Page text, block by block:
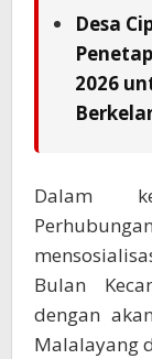
Desa
2026
Dalam
Bulan
dengan
Malalayang